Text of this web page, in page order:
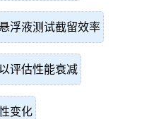
浮液测试截留效率
评估性能衰减
变化